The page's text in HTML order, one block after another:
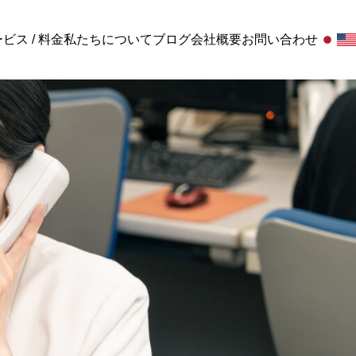
ビス / 料金私たちについてブログ会社概要お問い合わせ
制と
台
社労士業務,解決事例
「法律を守るだけ」では足りない時代へ。社
労士が語る、企業がいま見直すべき“実務と現
社労士業務
パックプラン
まとめるとお得になるプラン